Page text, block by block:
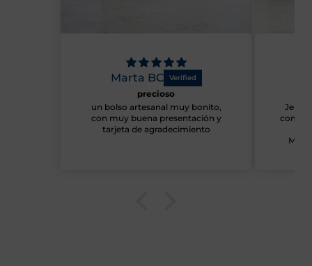
Marta BC
precioso
un bolso artesanal muy bonito,
con muy buena presentación y
tarjeta de agradecimiento
Je